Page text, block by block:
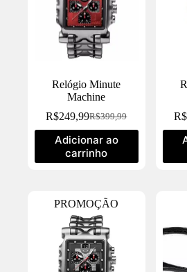
Relógio Minute
Machine
R$399,99
R$249,99
Adicionar ao
carrinho
R$
PROMOÇÃO